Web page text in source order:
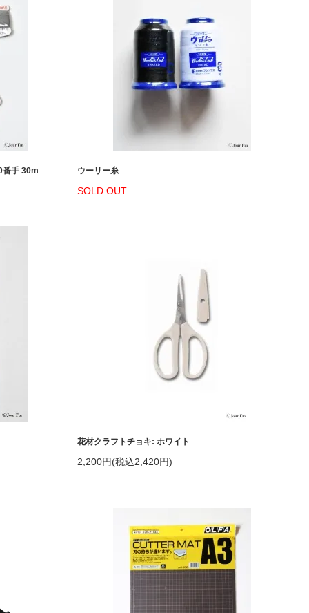
番手 30m ウーリー糸
SOLD OUT
花材クラフトチョキ: ホワイト
2,200円(税込2,420円)